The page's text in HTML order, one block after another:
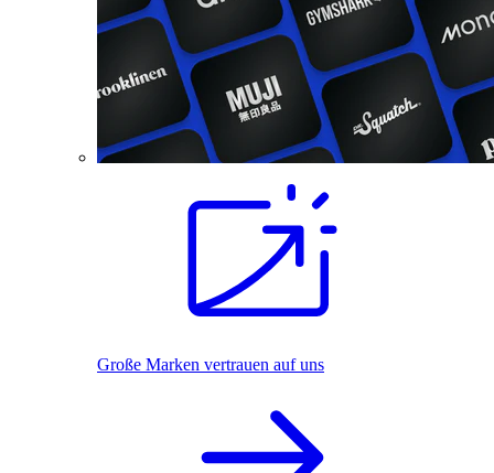
Große Marken vertrauen auf uns